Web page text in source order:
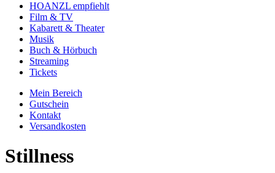
HOANZL empfiehlt
Film & TV
Kabarett & Theater
Musik
Buch & Hörbuch
Streaming
Tickets
Mein Bereich
Gutschein
Kontakt
Versandkosten
Stillness